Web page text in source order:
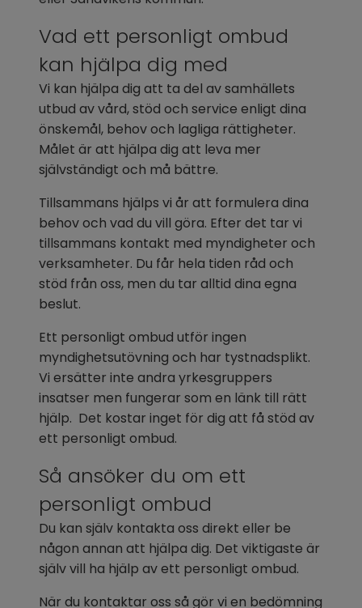
Vad ett personligt ombud
kan hjälpa dig med
Vi kan hjälpa dig att ta del av samhällets
utbud av vård, stöd och service enligt dina
önskemål, behov och lagliga rättigheter.
Målet är att hjälpa dig att leva mer
självständigt och må bättre.
Tillsammans hjälps vi år att formulera dina
behov och vad du vill göra. Efter det tar vi
tillsammans kontakt med myndigheter och
verksamheter. Du får hela tiden råd och
stöd från oss, men du tar alltid dina egna
beslut.
Ett personligt ombud utför ingen
myndighetsutövning och har tystnadsplikt.
Vi ersätter inte andra yrkesgruppers
insatser men fungerar som en länk till rätt
hjälp.  Det kostar inget för dig att få stöd av
ett personligt ombud.
Så ansöker du om ett
personligt ombud
Du kan själv kontakta oss direkt eller be
någon annan att hjälpa dig. Det viktigaste är
själv vill ha hjälp av ett personligt ombud.
När du kontaktar oss så gör vi en bedömning